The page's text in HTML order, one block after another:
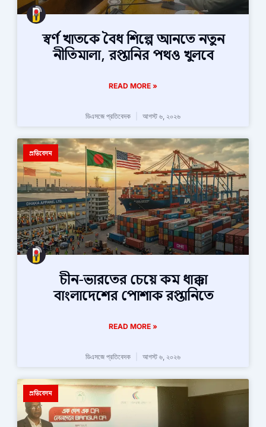
স্বর্ণ খাতকে বৈধ শিল্পে আনতে নতুন
নীতিমালা, রপ্তানির পথও খুলবে
READ MORE »
ডিএসজে প্রতিবেদক আগস্ট ৬, ২০২৬
প্রতিবেদন
চীন-ভারতের চেয়ে কম ধাক্কা
বাংলাদেশের পোশাক রপ্তানিতে
READ MORE »
ডিএসজে প্রতিবেদক আগস্ট ৬, ২০২৬
প্রতিবেদন